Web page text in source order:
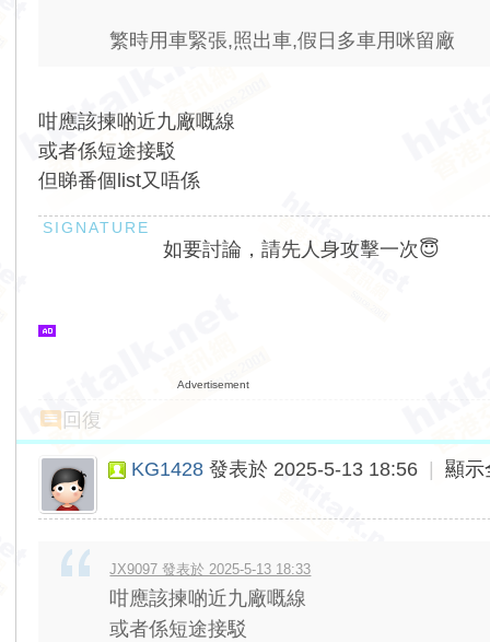
繁時用車緊張,照出車,假日多車用咪留廠
咁應該揀啲近九廠嘅線
或者係短途接駁
但睇番個list又唔係
如要討論，請先人身攻擊一次😇
Advertisement
回復
KG1428 發表於 2025-5-13 18:56 顯示
JX9097 發表於 2025-5-13 18:33
咁應該揀啲近九廠嘅線
或者係短途接駁